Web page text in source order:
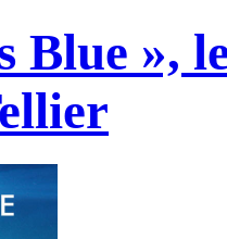
Blue »,